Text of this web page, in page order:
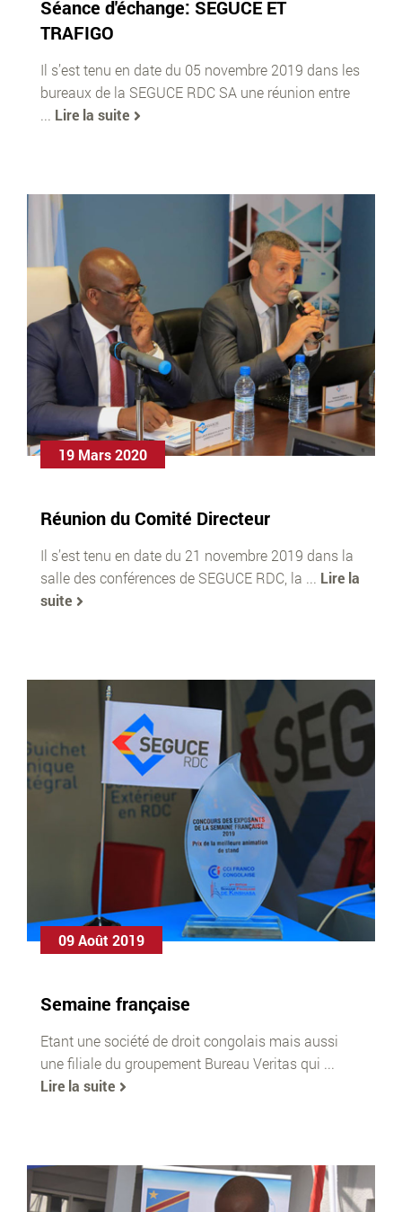
Séance d'échange: SEGUCE ET
TRAFIGO
Il s’est tenu en date du 05 novembre 2019 dans les
bureaux de la SEGUCE RDC SA une réunion entre
... Lire la suite
19 Mars 2020
Réunion du Comité Directeur
Il s’est tenu en date du 21 novembre 2019 dans la
salle des conférences de SEGUCE RDC, la ... Lire la
suite
09 Août 2019
Semaine française
Etant une société de droit congolais mais aussi
une filiale du groupement Bureau Veritas qui ...
Lire la suite